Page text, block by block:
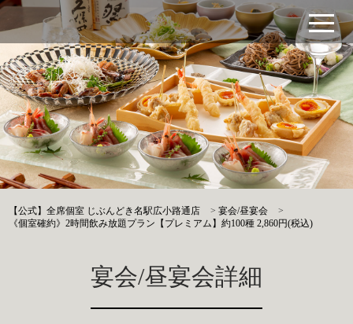
【公式】全席個室 じぶんどき名駅広小路通店 >宴会/昼宴会
>
《個室確約》2時間飲み放題プラン【プレミアム】約100種 2,860円(税込)
宴会/昼宴会詳細